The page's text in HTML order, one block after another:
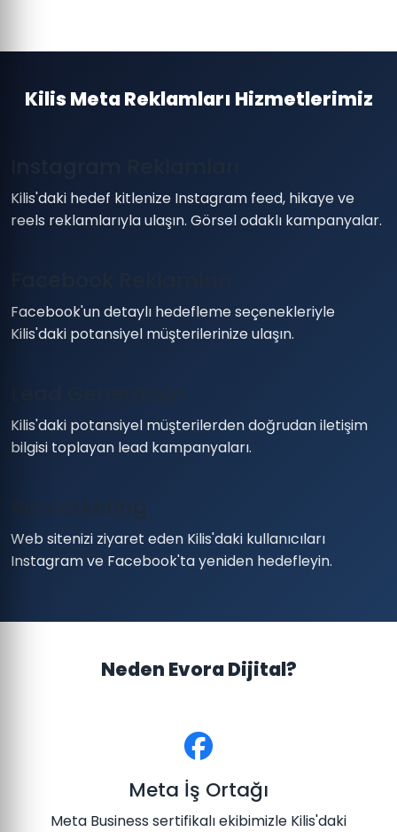
Kilis Meta Reklamları Hizmetlerimiz
Kilis'daki hedef kitlenize Instagram feed, hikaye ve
reels reklamlarıyla ulaşın. Görsel odaklı kampanyalar.
Facebook'un detaylı hedefleme seçenekleriyle
Kilis'daki potansiyel müşterilerinize ulaşın.
Kilis'daki potansiyel müşterilerden doğrudan iletişim
bilgisi toplayan lead kampanyaları.
Web sitenizi ziyaret eden Kilis'daki kullanıcıları
Instagram ve Facebook'ta yeniden hedefleyin.
Neden Evora Dijital?
Meta İş Ortağı
Meta Business sertifikalı ekibimizle Kilis'daki